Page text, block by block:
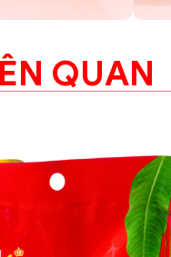
QUAN